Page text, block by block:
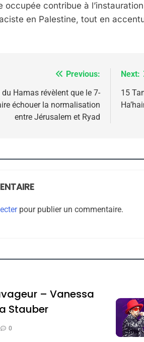
contribue à l’instauration
en Palestine, tout en
Previous:
Hamas révèlent que le 7-
échouer la normalisation
entre Jérusalem et Ryad
Next:
15
pour publier un commentaire.
– Vanessa
Stauber
0
JUDAISME
QUI NOUS MANQUE –